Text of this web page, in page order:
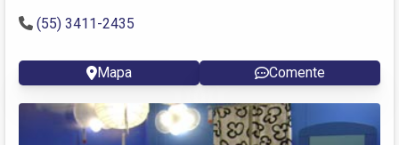
(55) 3411-2435
Mapa Comente